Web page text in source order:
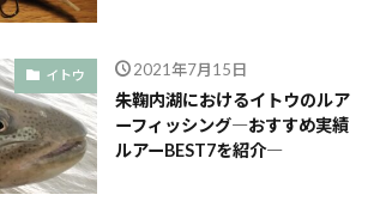
イトウ 2021年7月15日
朱鞠内湖におけるイトウのルア
ーフィッシング―おすすめ実績
ルアーBEST7を紹介―